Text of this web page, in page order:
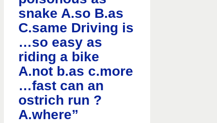
snake A.so B.as
C.same Driving is
…so easy as
riding a bike
A.not b.as c.more
…fast can an
ostrich run ?
A.where”